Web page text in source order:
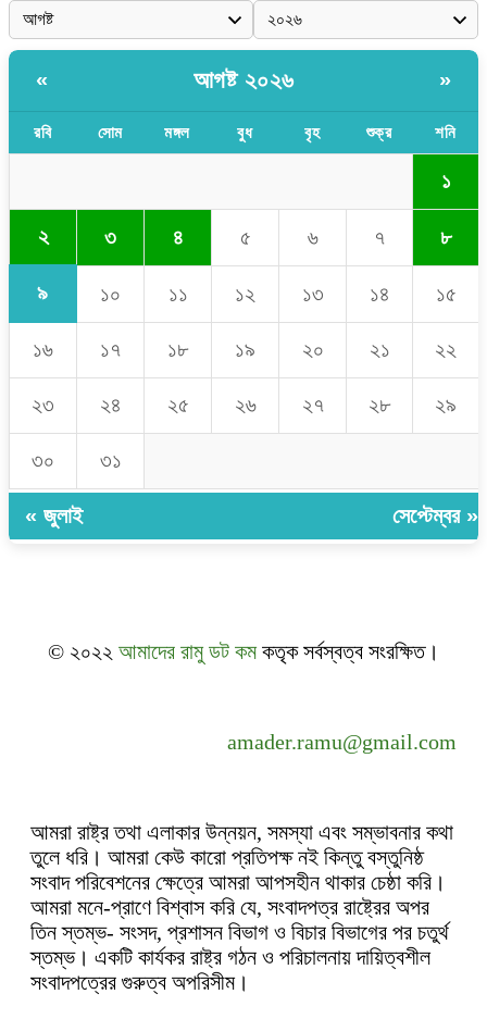
« আগষ্ট ২০২৬ »
রবি সোম মঙ্গল বুধ বৃহ শুক্র শনি
১
২ ৩ ৪ ৫ ৬ ৭ ৮
৯ ১০ ১১ ১২ ১৩ ১৪ ১৫
১৬ ১৭ ১৮ ১৯ ২০ ২১ ২২
২৩ ২৪ ২৫ ২৬ ২৭ ২৮ ২৯
৩০ ৩১
« জুলাই সেপ্টেম্বর »
© ২০২২ আমাদের রামু ডট কমকতৃক সর্বস্বত্ব সংরক্ষিত।
amader.ramu@gmail.com
আমরা রাষ্ট্র তথা এলাকার উন্নয়ন, সমস্যা এবং সম্ভাবনার কথা
তুলে ধরি। আমরা কেউ কারো প্রতিপক্ষ নই কিন্তু বস্তুনিষ্ঠ
সংবাদ পরিবেশনের ক্ষেত্রে আমরা আপসহীন থাকার চেষ্ঠা করি।
আমরা মনে-প্রাণে বিশ্বাস করি যে, সংবাদপত্র রাষ্ট্রের অপর
তিন স্তম্ভ- সংসদ, প্রশাসন বিভাগ ও বিচার বিভাগের পর চতুর্থ
স্তম্ভ। একটি কার্যকর রাষ্ট্র গঠন ও পরিচালনায় দায়িত্বশীল
সংবাদপত্রের গুরুত্ব অপরিসীম।